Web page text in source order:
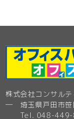
株式会社コンサル
─ 埼玉県戸田市笹
Tel. 048-449-